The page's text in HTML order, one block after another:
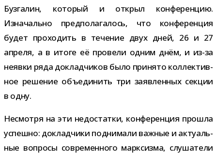
Бузгалин, кото­рый и открыл кон­фе­рен­цию.
Изначально пред­по­ла­га­лось, что кон­фе­рен­ция
будет про­хо­дить в тече­ние двух дней, 26 и 27
апреля, а в итоге её про­вели одним днём, и из-​за
неявки ряда доклад­чи­ков было при­нято кол­лек­тив­
ное реше­ние объ­еди­нить три заяв­лен­ных сек­ции
в одну.
Несмотря на эти недо­статки, кон­фе­рен­ция про­шла
успешно: доклад­чики под­ни­мали важ­ные и акту­аль­
ные вопросы совре­мен­ного марк­сизма, слу­ша­тели